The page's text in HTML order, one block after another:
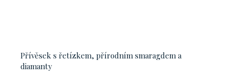
Přívěsek s řetízkem, přírodním smaragdem a
diamanty